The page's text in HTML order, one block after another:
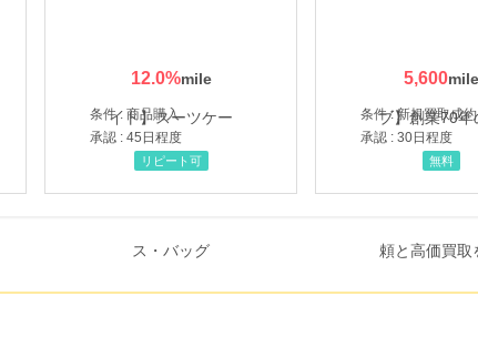
12.0%
条件 : 商品購入
承認 : 45日程度
リピート可
5,600
条件 : 新規買取成約
承認 : 30日程度
無料